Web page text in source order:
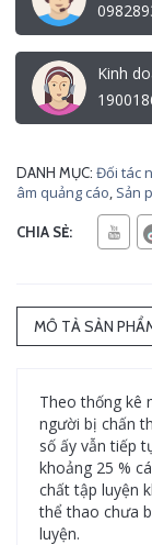
Kinh
DANH MỤC: Đối tác
âm quảng cáo, Sản
CHIA SẺ:
MÔ TẢ SẢN
Theo thống kê
người bị chấn
số ấy vẫn tiếp
khoảng 25 %
chất tập luyện
thể thao chưa
luyện.